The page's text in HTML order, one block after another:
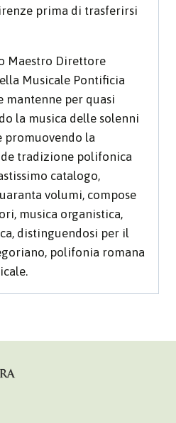
prima di trasferirsi
Maestro Direttore
Musicale Pontificia
mantenne per quasi
la musica delle solenni
promuovendo la
tradizione polifonica
catalogo,
volumi, compose
musica organistica,
distinguendosi per il
polifonia romana